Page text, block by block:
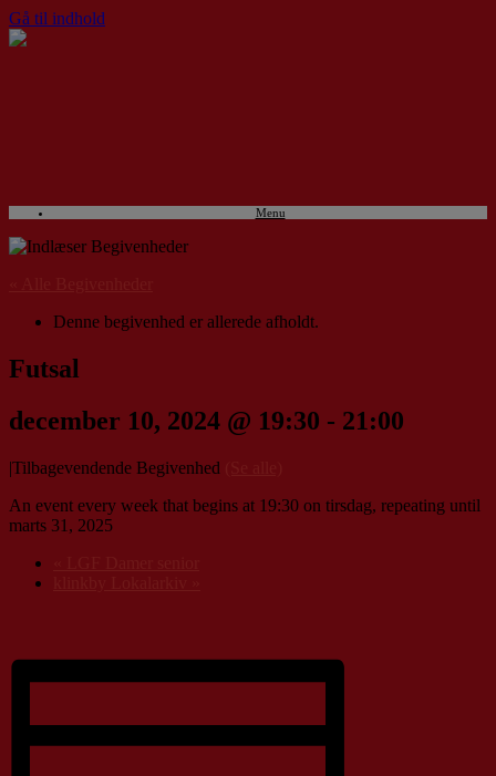
Gå til indhold
Menu
Denne begivenhed er allerede afholdt.
Futsal
december 10, 2024 @ 19:30 - 21:00
|Tilbagevendende Begivenhed
An event every week that begins at 19:30 on tirsdag, repeating until
marts 31, 2025